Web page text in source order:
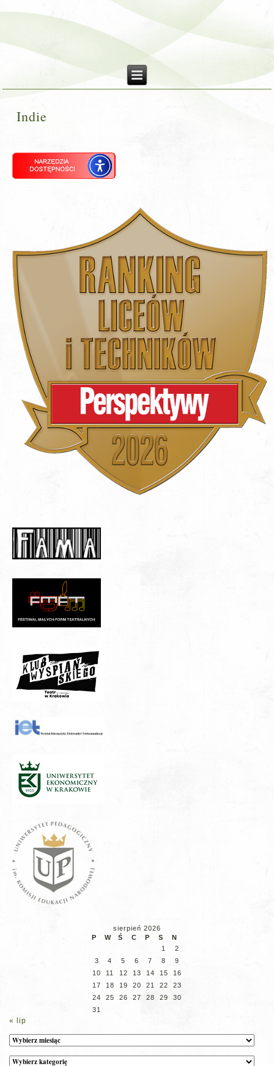
Indie
sierpień 2026
P
W Ś C P S
N
1
2
3
4 5 6 7 8
9
10
11 12 13 14 15
16
17
18 19 20 21 22
23
24
25 26 27 28 29
30
31
« lip
Archiwum
Kategorie